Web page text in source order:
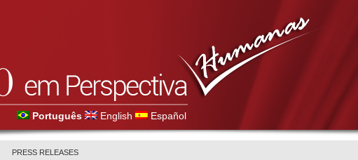
Português English Español
PRESS RELEASES